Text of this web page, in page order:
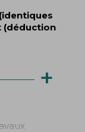
(déduction
+